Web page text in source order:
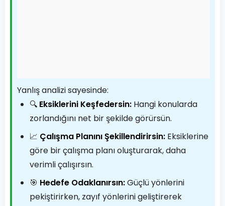
Yanlış analizi sayesinde:
🔍 Eksiklerini Keşfedersin: Hangi konularda
zorlandığını net bir şekilde görürsün.
📈 Çalışma Planını Şekillendirirsin: Eksiklerine
göre bir çalışma planı oluşturarak, daha
verimli çalışırsın.
🎯 Hedefe Odaklanırsın:Güçlü yönlerini
pekiştirirken, zayıf yönlerini geliştirerek